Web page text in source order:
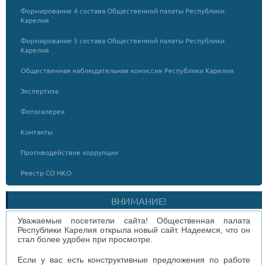
Формирование 4 состава Общественной палаты Республики
Карелия
Формирование 5 состава Общественной палаты Республики
Карелия
Общественная наблюдательная комиссия Республики Карелия
Экспертиза
Фотогалерея
Контакты
Противодействие коррупции
Реестр СО НКО
ВНИМАНИЕ!
Уважаемые посетители сайта! Общественная палата
Республики Карелия открыла новый сайт. Надеемся, что он
стал более удобен при просмотре.
Если у вас есть конструктивные предложения по работе